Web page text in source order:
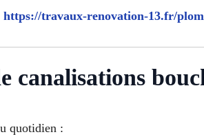
https://travaux-renovation-13.fr/
canalisations
quotidien :